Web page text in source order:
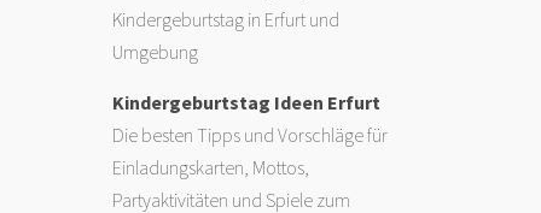
Kindergeburtstag in Erfurt und
Umgebung
Kindergeburtstag Ideen Erfurt
Die besten Tipps und Vorschläge für
Einladungskarten, Mottos,
Partyaktivitäten und Spiele zum